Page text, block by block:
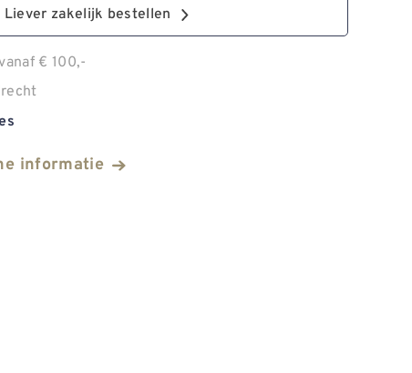
Liever zakelijk bestellen
€ 100,-
informatie